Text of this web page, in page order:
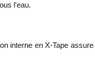
l'eau.
interne en X-Tape assure